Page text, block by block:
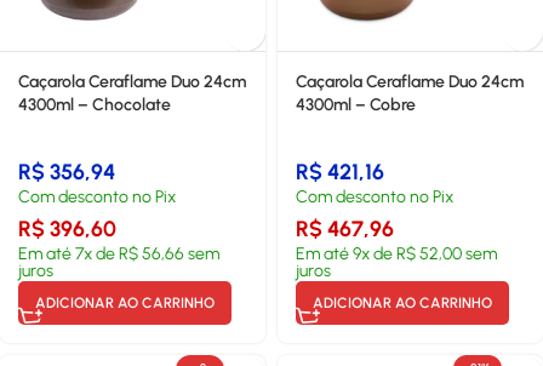
Caçarola Ceraflame Duo 24cm
4300ml – Chocolate
R$356,94
Com desconto no Pix
R$396,60
Em até7x deR$56,66 sem
juros
ADICIONAR AO CARRINHO
Caçarola Ceraflame Duo 24cm
4300ml – Cobre
R$421,16
Com desconto no Pix
R$467,96
Em até9x deR$52,00sem
juros
ADICIONAR AO CARRINHO